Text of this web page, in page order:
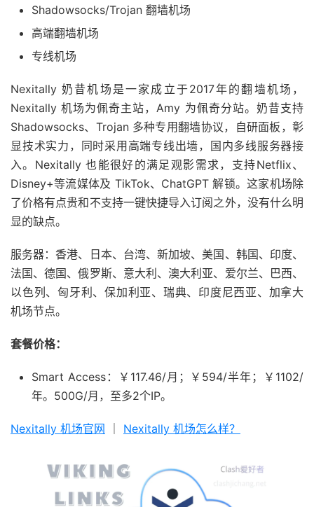
Shadowsocks/Trojan 翻墙机场
高端翻墙机场
专线机场
Nexitally 奶昔机场是一家成立于2017年的翻墙机场，
Nexitally 机场为佩奇主站，Amy 为佩奇分站。奶昔支持
Shadowsocks、Trojan 多种专用翻墙协议，自研面板，彰
显技术实力，同时采用高端专线出墙，国内多线服务器接
入。Nexitally 也能很好的满足观影需求，支持Netflix、
Disney+等流媒体及 TikTok、ChatGPT 解锁。这家机场除
了价格有点贵和不支持一键快捷导入订阅之外，没有什么明
显的缺点。
服务器：香港、日本、台湾、新加坡、美国、韩国、印度、
法国、德国、俄罗斯、意大利、澳大利亚、爱尔兰、巴西、
以色列、匈牙利、保加利亚、瑞典、印度尼西亚、加拿大
机场节点。
套餐价格：
Smart Access：￥117.46/月；￥594/半年；￥1102/
年。500G/月，至多2个IP。
Nexitally 机场官网 Nexitally 机场怎么样？